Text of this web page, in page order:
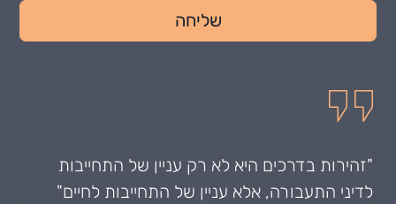
"זהירות בדרכים היא לא רק עניין של התחייבות
לדיני התעבורה, אלא עניין של התחייבות לחיים"
שליחה